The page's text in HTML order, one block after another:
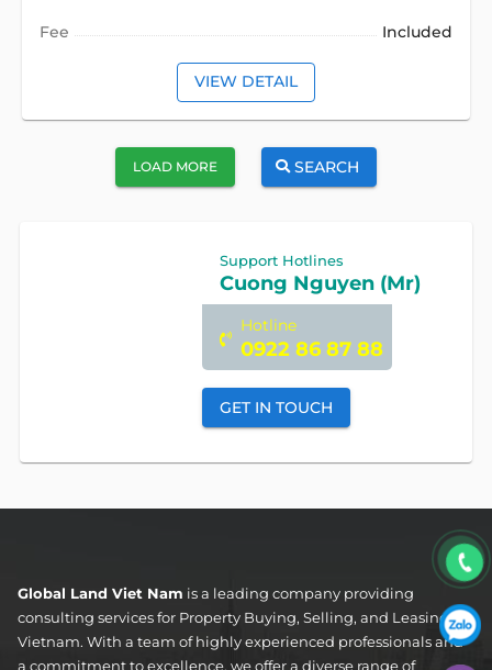
Fee Included
VIEW DETAIL
LOAD MORE SEARCH
Support Hotlines
Cuong Nguyen (Mr)
Hotline
0922 86 87 88
GET IN TOUCH
Global Land Viet Nam is a leading company providing
consulting services for Property Buying, Selling, and Leasing in
Vietnam. With a team of highly experienced professionals and
a commitment to excellence, we offer a diverse range of